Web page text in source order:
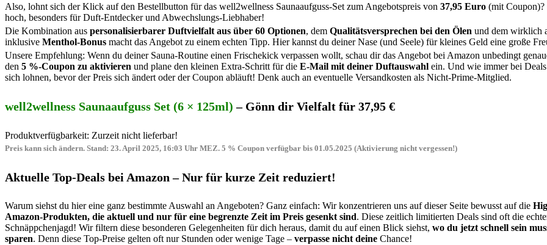
Also, lohnt sich der Klick auf den Bestellbutton für das well2wellness Saunaaufguss-Set zum Angebotspreis von 37,95 Euro (mit Coupon)?
hoch, besonders für Duft-Entdecker und Abwechslungs-Liebhaber!
Die Kombination aus personalisierbarer Duftvielfalt aus über 60 Optionen, dem Qualitätsversprechen bei den Ölen und dem wirklich
inklusive Menthol-Bonus macht das Angebot zu einem echten Tipp. Hier kannst du deiner Nase (und Seele) für kleines Geld eine große
Unsere Empfehlung: Wenn du deiner Sauna-Routine einen Frischekick verpassen wollt, schau dir das Angebot bei Amazon unbedingt
den 5 %-Coupon zu aktivieren und plane den kleinen Extra-Schritt für die E-Mail mit deiner Duftauswahl ein. Und wie immer bei
sich lohnen, bevor der Preis sich ändert oder der Coupon abläuft! Denk auch an eventuelle Versandkosten als Nicht-Prime-Mitglied.
well2wellness Saunaaufguss Set (6 × 125ml) – Gönn dir Vielfalt für 37,95 €
Produktverfügbarkeit: Zurzeit nicht lieferbar!
Preis kann sich ändern. Stand: 23. April 2025, 16:03 Uhr MEZ. 5 % Coupon verfügbar bis 01.05.2025 (Aktivierung nicht vergessen!)
Aktuelle Top-Deals bei Amazon – Nur für kurze Zeit reduziert!
Warum siehst du hier eine ganz bestimmte Auswahl an Angeboten? Ganz einfach: Wir konzentrieren uns auf dieser Seite bewusst auf die
Amazon-Produkten, die aktuell und nur für eine begrenzte Zeit im Preis gesenkt sind. Diese zeitlich limitierten Deals sind oft die
Schnäppchenjagd! Wir filtern diese besonderen Gelegenheiten für dich heraus, damit du auf einen Blick siehst, wo du jetzt schnell sein
sparen. Denn diese Top-Preise gelten oft nur Stunden oder wenige Tage – verpasse nicht deine Chance!